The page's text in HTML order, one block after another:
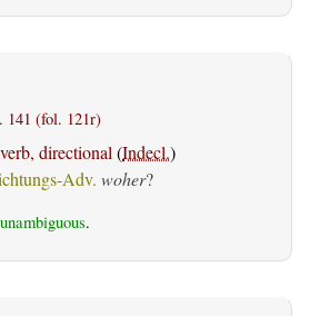
141 (fol. 121r)
directional (Indecl.)
Adv. woher?
unambiguous.